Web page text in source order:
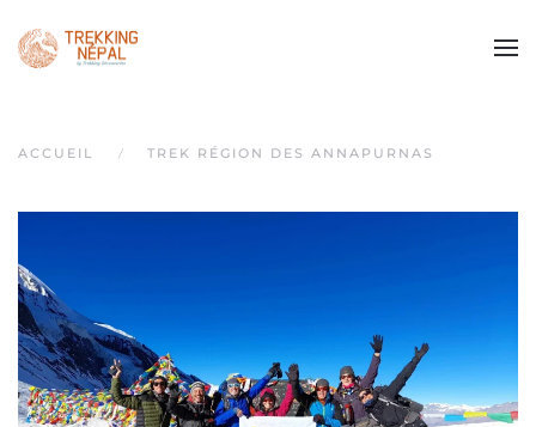
Passer au contenu principal
ACCUEIL TREK RÉGION DES ANNAPURNAS